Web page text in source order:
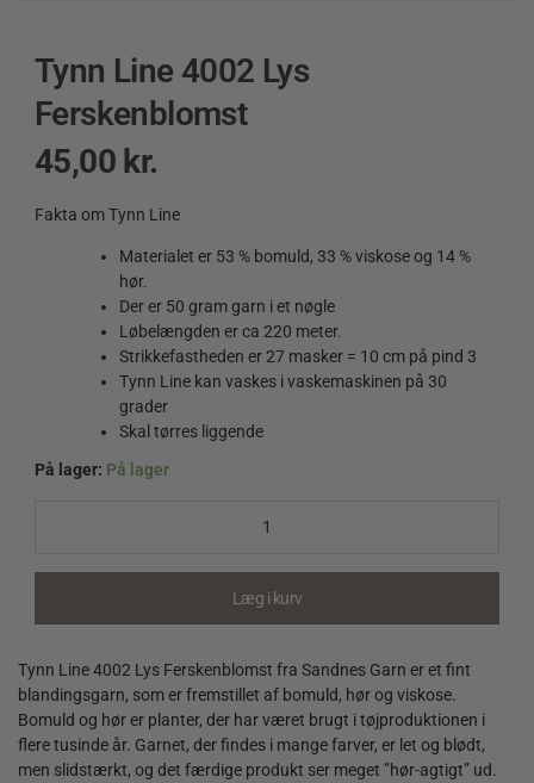
Tynn Line 4002 Lys
Ferskenblomst
45,00 kr.
Fakta om Tynn Line
Materialet er 53 % bomuld, 33 % viskose og 14 %
hør.
Der er 50 gram garn i et nøgle
Løbelængden er ca 220 meter.
Strikkefastheden er 27 masker = 10 cm på pind 3
Tynn Line kan vaskes i vaskemaskinen på 30
grader
Skal tørres liggende
På lager: På lager
Læg i kurv
Tynn Line 4002 Lys Ferskenblomst fra Sandnes Garn er et fint
blandingsgarn, som er fremstillet af bomuld, hør og viskose.
Bomuld og hør er planter, der har været brugt i tøjproduktionen i
flere tusinde år. Garnet, der findes i mange farver, er let og blødt,
men slidstærkt, og det færdige produkt ser meget ”hør-agtigt” ud.